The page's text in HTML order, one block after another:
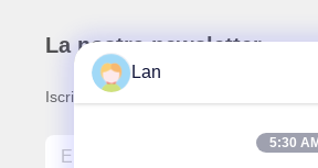
La nostra newsletter
Iscriviti alla nostra newsletter per sconti
Lan
5:30 AM